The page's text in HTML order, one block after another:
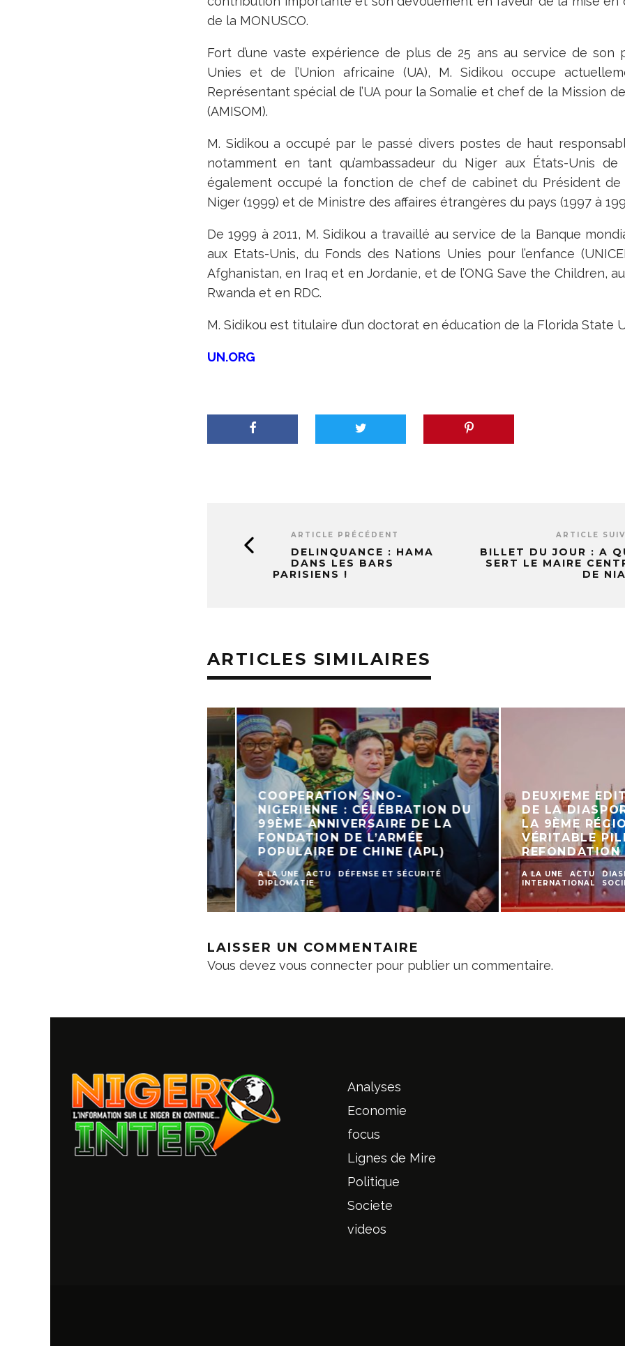
de la MONUSCO.
Fort d’une vaste expérience de plus de 25 ans au service de son
Unies et de l’Union africaine (UA), M. Sidikou occupe
Représentant spécial de l’UA pour la Somalie et chef de la Mission de
(AMISOM).
M. Sidikou a occupé par le passé divers postes de haut
notamment en tant qu’ambassadeur du Niger aux États-Unis de
également occupé la fonction de chef de cabinet du Président de
Niger (1999) et de Ministre des affaires étrangères du pays (1997 à
De 1999 à 2011, M. Sidikou a travaillé au service de la Banque
aux Etats-Unis, du Fonds des Nations Unies pour l’enfance (
Afghanistan, en Iraq et en Jordanie, et de l’ONG Save the Children,
Rwanda et en RDC.
M. Sidikou est titulaire d’un doctorat en éducation de la Florida State
UN.ORG
ARTICLE PRÉCÉDENT
DELINQUANCE : HAMA
DANS LES BARS
PARISIENS !
ARTICLE
BILLET DU JOUR : A
SERT LE MAIRE
DE
ARTICLES SIMILAIRES
COOPERATION SINO-
NIGERIENNE : CÉLÉBRATION DU
99ÈME ANNIVERSAIRE DE LA
FONDATION DE L’ARMÉE
POPULAIRE DE CHINE (APL)
A LA UNE ACTU
DÉFENSE ET SÉCURITÉ
DIPLOMATIE
DEUXIEME
DE LA DIASPORA
LA 9ÈME RÉGION
VÉRITABLE PILIER
REFONDATION
A LA UNE ACTU DIASPORA
INTERNATIONAL
SOCIETE
LAISSER UN COMMENTAIRE
Vous devez vous connecter pour publier un commentaire.
Analyses
Economie
focus
Lignes de Mire
Politique
Societe
videos